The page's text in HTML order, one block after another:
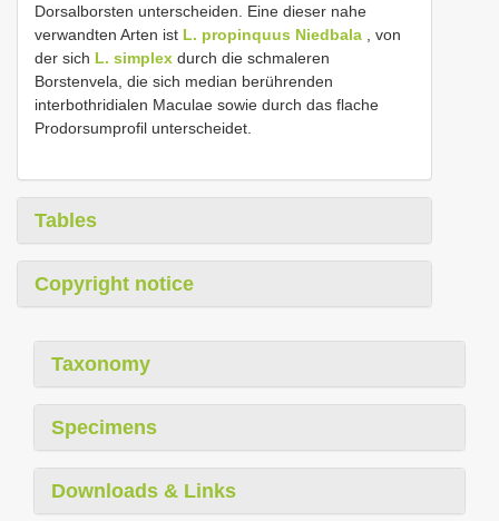
Dorsalborsten unterscheiden. Eine dieser nahe
verwandten Arten ist L. propinquus Niedbala , von
der sich L. simplex durch die schmaleren
Borstenvela, die sich median berührenden
interbothridialen Maculae sowie durch das flache
Prodorsumprofil unterscheidet.
Tables
Copyright notice
Taxonomy
Specimens
Downloads & Links